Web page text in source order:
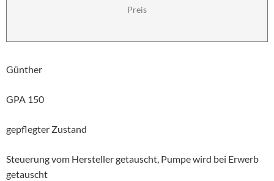
Preis
Günther
GPA 150
gepflegter Zustand
Steuerung vom Hersteller getauscht, Pumpe wird bei Erwerb
getauscht